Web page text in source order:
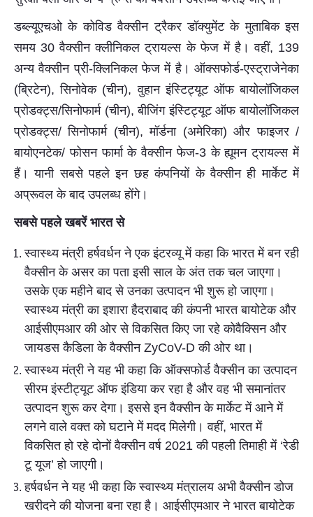
डब्ल्यूएचओ के कोविड वैक्सीन ट्रैकर डॉक्युमेंट के मुताबिक इस
समय 30 वैक्सीन क्लीनिकल ट्रायल्स के फेज में है। वहीं, 139
अन्य वैक्सीन प्री-क्लिनिकल फेज में है। ऑक्सफोर्ड-एस्ट्राजेनेका
(ब्रिटेन), सिनोवेक (चीन), वुहान इंस्टिट्यूट ऑफ बायोलॉजिकल
प्रोडक्ट्स/सिनोफार्म (चीन), बीजिंग इंस्टिट्यूट ऑफ बायोलॉजिकल
प्रोडक्ट्स/ सिनोफार्म (चीन), मॉर्डना (अमेरिका) और फाइजर /
बायोएनटेक/ फोसन फार्मा के वैक्सीन फेज-3 के ह्यूमन ट्रायल्स में
हैं। यानी सबसे पहले इन छह कंपनियों के वैक्सीन ही मार्केट में
अप्रूवल के बाद उपलब्ध होंगे।
सबसे पहले खबरें भारत से
स्वास्थ्य मंत्री हर्षवर्धन ने एक इंटरव्यू में कहा कि भारत में बन रही
वैक्सीन के असर का पता इसी साल के अंत तक चल जाएगा।
उसके एक महीने बाद से उनका उत्पादन भी शुरू हो जाएगा।
स्वास्थ्य मंत्री का इशारा हैदराबाद की कंपनी भारत बायोटेक और
आईसीएमआर की ओर से विकसित किए जा रहे कोवैक्सिन और
जायडस कैडिला के वैक्सीन ZyCoV-D की ओर था।
स्वास्थ्य मंत्री ने यह भी कहा कि ऑक्सफोर्ड वैक्सीन का उत्पादन
सीरम इंस्टीट्यूट ऑफ इंडिया कर रहा है और वह भी समानांतर
उत्पादन शुरू कर देगा। इससे इन वैक्सीन के मार्केट में आने में
लगने वाले वक्त को घटाने में मदद मिलेगी। वहीं, भारत में
विकसित हो रहे दोनों वैक्सीन वर्ष 2021 की पहली तिमाही में ‘रेडी
टू यूज’ हो जाएगी।
हर्षवर्धन ने यह भी कहा कि स्वास्थ्य मंत्रालय अभी वैक्सीन डोज
खरीदने की योजना बना रहा है। आईसीएमआर ने भारत बायोटेक